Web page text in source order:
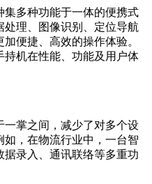
集多种功能于一体的便携式
理、图像识别、定位导航
便捷、高效的操作体验。
持机在性能、功能及用户体
一掌之间，减少了对多个设
，在物流行业中，一台智
录入、通讯联络等多重功